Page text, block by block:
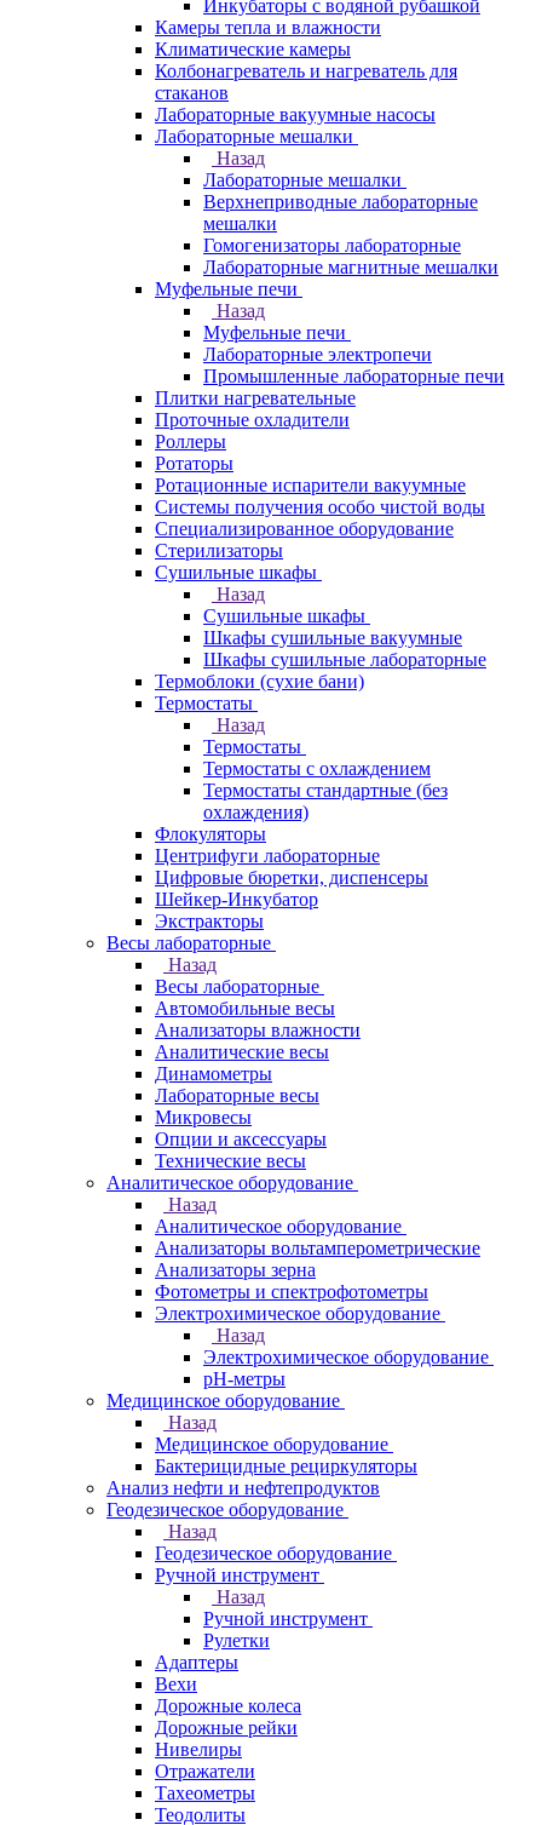
Инкубаторы с водяной рубашкой
Камеры тепла и влажности
Климатические камеры
Колбонагреватель и нагреватель для
стаканов
Лабораторные вакуумные насосы
Лабораторные мешалки
Назад
Лабораторные мешалки
Верхнеприводные лабораторные
мешалки
Гомогенизаторы лабораторные
Лабораторные магнитные мешалки
Муфельные печи
Назад
Муфельные печи
Лабораторные электропечи
Промышленные лабораторные печи
Плитки нагревательные
Проточные охладители
Роллеры
Ротаторы
Ротационные испарители вакуумные
Системы получения особо чистой воды
Специализированное оборудование
Стерилизаторы
Сушильные шкафы
Назад
Сушильные шкафы
Шкафы сушильные вакуумные
Шкафы сушильные лабораторные
Термоблоки (сухие бани)
Термостаты
Назад
Термостаты
Термостаты с охлаждением
Термостаты стандартные (без
охлаждения)
Флокуляторы
Центрифуги лабораторные
Цифровые бюретки, диспенсеры
Шейкер-Инкубатор
Экстракторы
Весы лабораторные
Назад
Весы лабораторные
Автомобильные весы
Анализаторы влажности
Аналитические весы
Динамометры
Лабораторные весы
Микровесы
Опции и аксессуары
Технические весы
Аналитическое оборудование
Назад
Аналитическое оборудование
Анализаторы вольтамперометрические
Анализаторы зерна
Фотометры и спектрофотометры
Электрохимическое оборудование
Назад
Электрохимическое оборудование
pH-метры
Медицинское оборудование
Назад
Медицинское оборудование
Бактерицидные рециркуляторы
Анализ нефти и нефтепродуктов
Геодезическое оборудование
Назад
Геодезическое оборудование
Ручной инструмент
Назад
Ручной инструмент
Рулетки
Адаптеры
Вехи
Дорожные колеса
Дорожные рейки
Нивелиры
Отражатели
Тахеометры
Теодолиты